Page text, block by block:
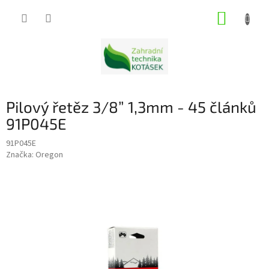
Pilový řetěz 3/8” 1,3mm - 45 článků
91P045E
91P045E
Značka: Oregon